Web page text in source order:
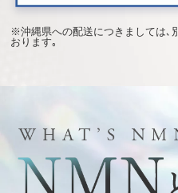
※沖縄県への配送につきましては､
おります｡